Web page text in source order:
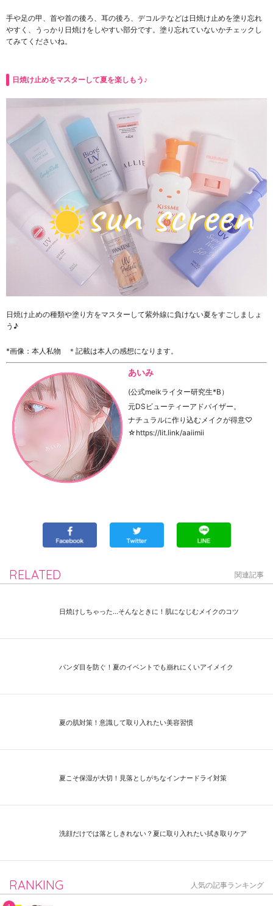
手や足の甲、首や首の後ろ、耳の後ろ、デコルテなどは日焼け止めを塗り忘れ
やすく、うっかり日焼けをしやすい部分です。塗り忘れていないかチェックし
てみてくださいね。
日焼け止めをマスターして夏を楽しもう♪
日焼け止めの種類や塗り方をマスターして紫外線に負けない夏をすごしましょ
う♪
*画像：本人私物 ＊記載は本人の感想になります。
あいみ
(公式meikライター研究生*B）
元DSビューティーアドバイザー。
ナチュラルに作り込むメイクが得意♡
☆https://lit.link/aaiimii
RELATED 関連記事
日焼けしちゃった...そんなときに！肌になじむメイクのコツ
パンダ目を防ぐ！夏のイベントでも崩れにくいアイメイク
夏の肌対策！意識して取り入れたい美容習慣
夏こそ保湿が大切！見落としがちなインナードライ対策
洗顔だけでは落としきれない？夏に取り入れたい拭き取りケア
RANKING 人気の記事ランキング